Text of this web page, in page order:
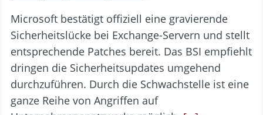
Microsoft bestätigt offiziell eine gravierende
Sicherheitslücke bei Exchange-Servern und stellt
entsprechende Patches bereit. Das BSI empfiehlt
dringen die Sicherheitsupdates umgehend
durchzuführen. Durch die Schwachstelle ist eine
ganze Reihe von Angriffen auf